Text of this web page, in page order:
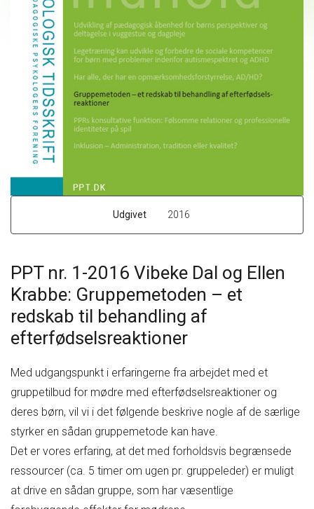
Udgivet 2016
PPT nr. 1-2016 Vibeke Dal og Ellen
Krabbe: Gruppemetoden – et
redskab til behandling af
efterfødselsreaktioner
Med udgangspunkt i erfaringerne fra arbejdet med et
gruppetilbud for mødre med efterfødselsreaktioner og
deres børn, vil vi i det følgende beskrive nogle af de særlige
styrker en sådan gruppemetode kan have.
Det er vores erfaring, at det med forholdsvis begrænsede
ressourcer (ca. 5 timer om ugen pr. gruppeleder) er muligt
at drive en sådan gruppe, som har væsentlige